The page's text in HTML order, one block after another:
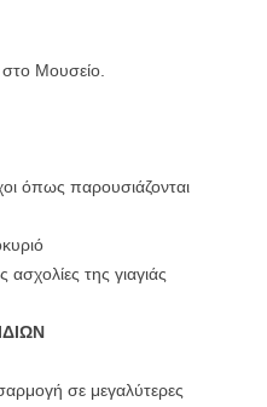
Μουσείο.
όπως παρουσιάζονται
ασχολίες της γιαγιάς
σε μεγαλύτερες